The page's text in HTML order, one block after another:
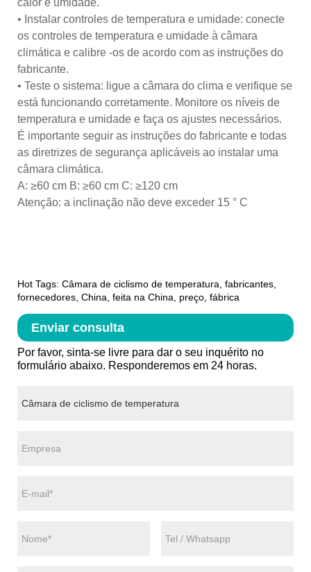
• Instalar controles de temperatura e umidade: conecte
os controles de temperatura e umidade à câmara
climática e calibre -os de acordo com as instruções do
fabricante.
• Teste o sistema: ligue a câmara do clima e verifique se
está funcionando corretamente. Monitore os níveis de
temperatura e umidade e faça os ajustes necessários.
É importante seguir as instruções do fabricante e todas
as diretrizes de segurança aplicáveis ​​ao instalar uma
câmara climática.
A: ≥60 cm B: ≥60 cm C: ≥120 cm
Atenção: a inclinação não deve exceder 15 ° C
Hot Tags: Câmara de ciclismo de temperatura, fabricantes,
fornecedores, China, feita na China, preço, fábrica
Enviar consulta
Por favor, sinta-se livre para dar o seu inquérito no
formulário abaixo. Responderemos em 24 horas.